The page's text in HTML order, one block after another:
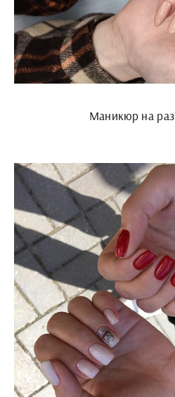
Маникюр на